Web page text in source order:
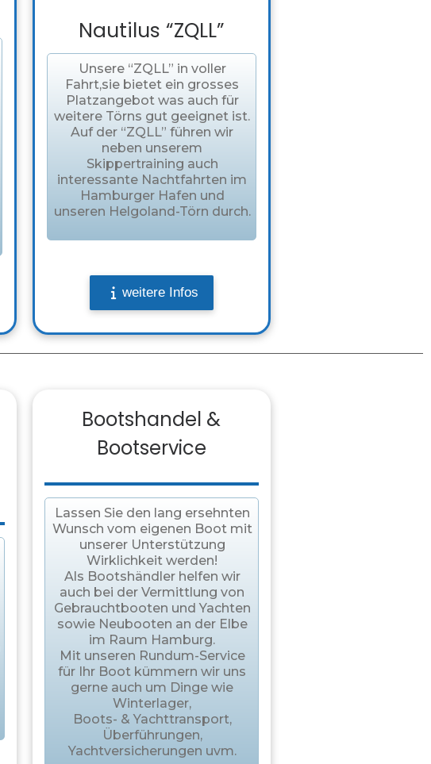
Nautilus “ZQLL”
Unsere “ZQLL” in voller
Fahrt,sie bietet ein grosses
Platzangebot was auch für
weitere Törns gut geeignet ist.
Auf der “ZQLL” führen wir
neben unserem
Skippertraining auch
interessante Nachtfahrten im
Hamburger Hafen und
unseren Helgoland-Törn durch.
weitere Infos
Bootshandel &
Bootservice
Lassen Sie den lang ersehnten
Wunsch vom eigenen Boot mit
unserer Unterstützung
Wirklichkeit werden!
Als Bootshändler helfen wir
auch bei der Vermittlung von
Gebrauchtbooten und Yachten
sowie Neubooten an der Elbe
im Raum Hamburg.
Mit unseren Rundum-Service
für Ihr Boot kümmern wir uns
gerne auch um Dinge wie
Winterlager,
Boots- & Yachttransport,
Überführungen,
Yachtversicherungen uvm.